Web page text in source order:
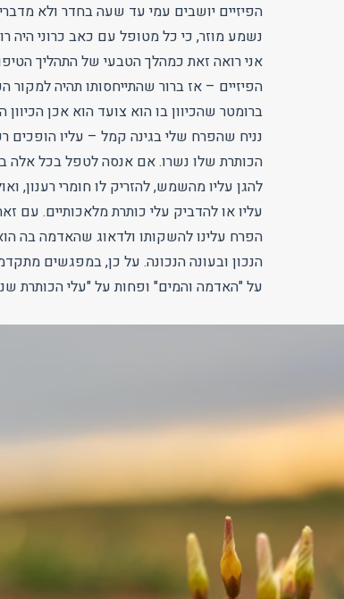
הפיזיים יושבים עמי עד שעה בחדר ולא
נשמע מוזר, כי כל מטופל עם כאב כרוני
אני רואה זאת כמהלך הטבעי של התהליך
הפיזיים – אז ברור שהתייחסותו תהיה
ברומטר שהכיוון בו הוא צועד הוא אכן
נניח שהפרח שלי בגינה קמל – עליו הופכים
הכותרת שלו נשרו. אם אנסה לטפל בכל אלה
להגן עליו מהשמש, להזריק לו חומרי רענון,
עליו או להדביק עלי כותרת מלאכותיים. עם
הפרח עלינו להשקותו ולדאוג שהאדמה בה
הנכון ובעונה הנכונה. על כן, במפגשים
על "האדמה והמים" ופחות על "עלי הכותרת